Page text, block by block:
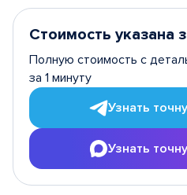
Стоимость указана
Полную стоимость с
за 1 минуту
Узнать
Узнать